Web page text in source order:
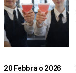
20 Febbraio 2026